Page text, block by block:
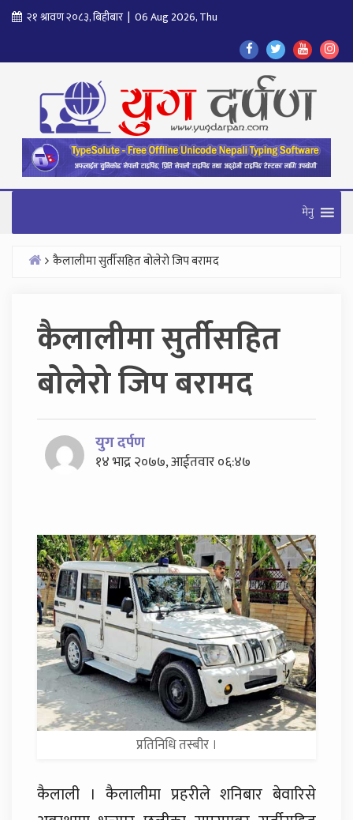
Skip २१ श्रावण २०८३, बिहीबार | 06 Aug 2026, Thu
Find
Us
On
Facebook
Find
Us
On
Twitter
Find
Us
On
Youtube
Us
मेनु
कैलालीमा सुर्तीसहित बोलेरो जिप बरामद
कैलालीमा सुर्तीसहित
बोलेरो जिप बरामद
युग दर्पण
१४ भाद्र २०७७, आईतवार ०६:४७
प्रतिनिधि तस्बीर ।
कैलाली । कैलालीमा प्रहरीले शनिबार बेवारिसे